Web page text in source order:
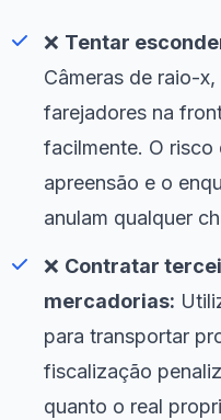
❌ Tentar
Câmeras de raio-
farejadores na
facilmente. O
apreensão e o
anulam qualquer
❌ Contratar
mercadorias:
para transportar
fiscalização
quanto o real